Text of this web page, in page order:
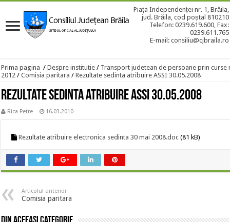
Piața Independenței nr. 1, Brăila,
jud. Brăila, cod poștal 810210
Telefon: 0239.619.600, Fax:
0239.611.765
E-mail: consiliu@cjbraila.ro
Prima pagina / Despre institutie / Transport judetean de persoane prin curse
2012 / Comisia paritara / Rezultate sedinta atribuire ASSI 30.05.2008
Rezultate sedinta atribuire ASSI 30.05.2008
Rica Petre 16.03.2010
Rezultate atribuire electronica sedinta 30 mai 2008.doc (81 kB)
Articolul anterior
Comisia paritara